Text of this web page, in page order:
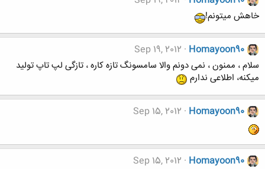
خاهش میتونم!
Homayoon90
Sep 19, 2012
سلام ، ممنون ، نمی دونم والا سامسونگ تازه کاره ، تازگی لپ تاپ تولید
میکنه، اطلاعی ندارم
Homayoon90
Sep 15, 2012
Homayoon90
Sep 15, 2012